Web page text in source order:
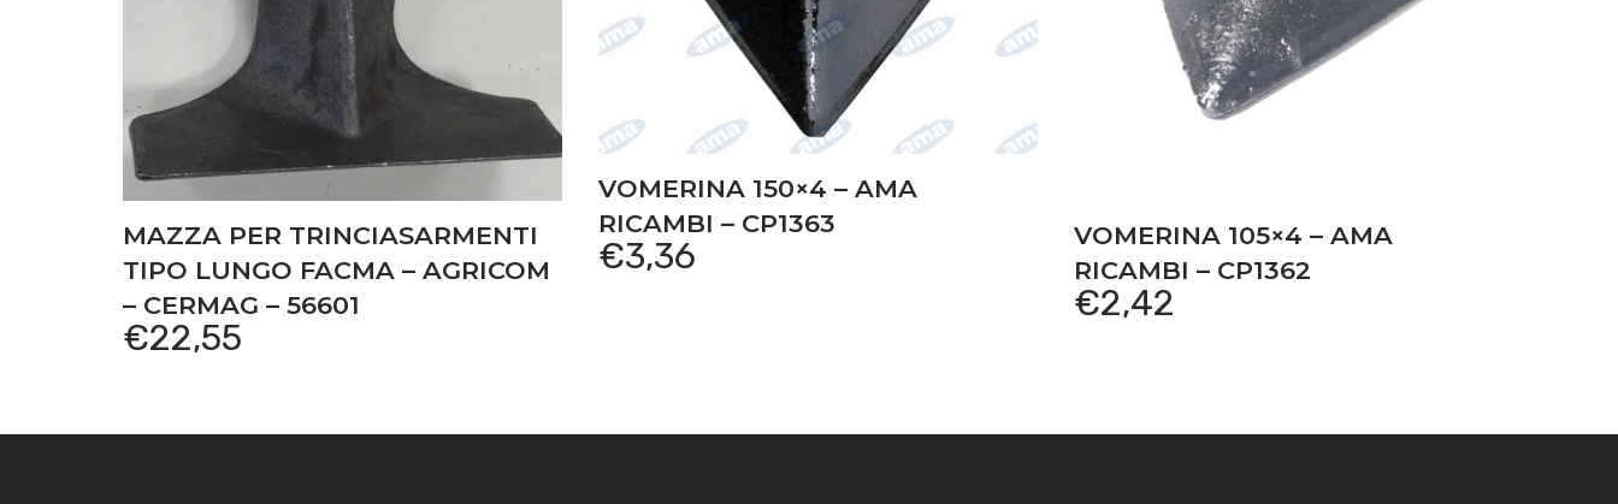
MAZZA PER TRINCIASARMENTI
TIPO LUNGO FACMA – AGRICOM
– CERMAG – 56601
€22,55
VOMERINA 150×4 – AMA
RICAMBI – CP1363
€3,36
VOMERINA 105×4 – AMA
RICAMBI – CP1362
€2,42